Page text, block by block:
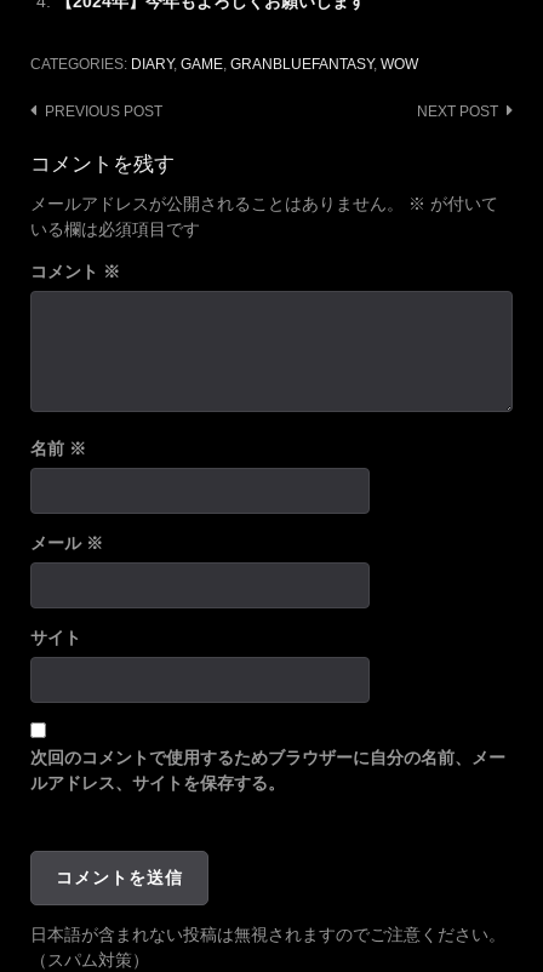
CATEGORIES: DIARY, GAME, GRANBLUEFANTASY, WOW
Post
navigation
PREVIOUS POST NEXT POST
コメントを残す
メールアドレスが公開されることはありません。 ※ が付いて
いる欄は必須項目です
コメント ※
名前 ※
メール ※
サイト
次回のコメントで使用するためブラウザーに自分の名前、メー
ルアドレス、サイトを保存する。
日本語が含まれない投稿は無視されますのでご注意ください。
（スパム対策）